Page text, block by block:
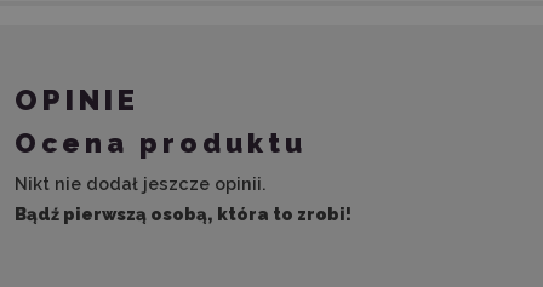
OPINIE
Ocena produktu
Nikt nie dodał jeszcze opinii.
Bądź pierwszą osobą, która to zrobi!